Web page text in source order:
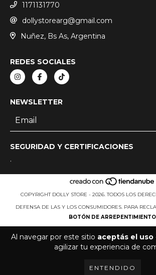
Al navegar por este sitio aceptás el
agilizar tu experiencia de
ENTENDIDO
1171131770
dollystorearg@gmail.com
Nuñez, Bs As, Argentina
REDES SOCIALES
NEWSLETTER
SEGURIDAD Y CERTIFICACIONES
.
COPYRIGHT DOLLY STORE - 2026. TODOS LOS
DEFENSA DE LAS Y LOS CONSUMIDORES. PARA
BOTÓN DE ARREPENTIMIENTO